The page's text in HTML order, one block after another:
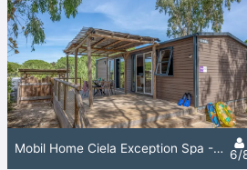
Mobil Home Ciela Exception Spa - 3 Chambres - 2 Salles De Bain - Draps, Serviettes Et Plancha 6/